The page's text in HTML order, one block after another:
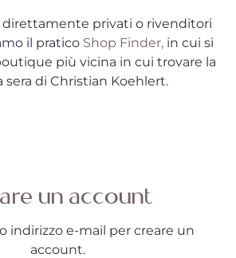
direttamente privati o rivenditori
il pratico Shop Finder, in cui si
più vicina in cui trovare la
sera di Christian Koehlert.
un account
indirizzo e-mail per creare un
account.